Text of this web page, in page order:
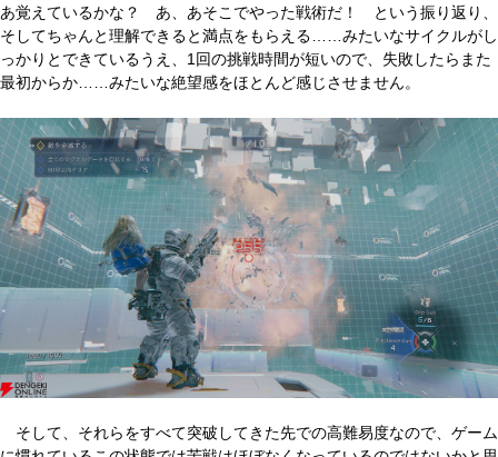
あ覚えているかな？ あ、あそこでやった戦術だ！ という振り返り、
そしてちゃんと理解できると満点をもらえる……みたいなサイクルがし
っかりとできているうえ、1回の挑戦時間が短いので、失敗したらまた
最初からか……みたいな絶望感をほとんど感じさせません。
そして、それらをすべて突破してきた先での高難易度なので、ゲーム